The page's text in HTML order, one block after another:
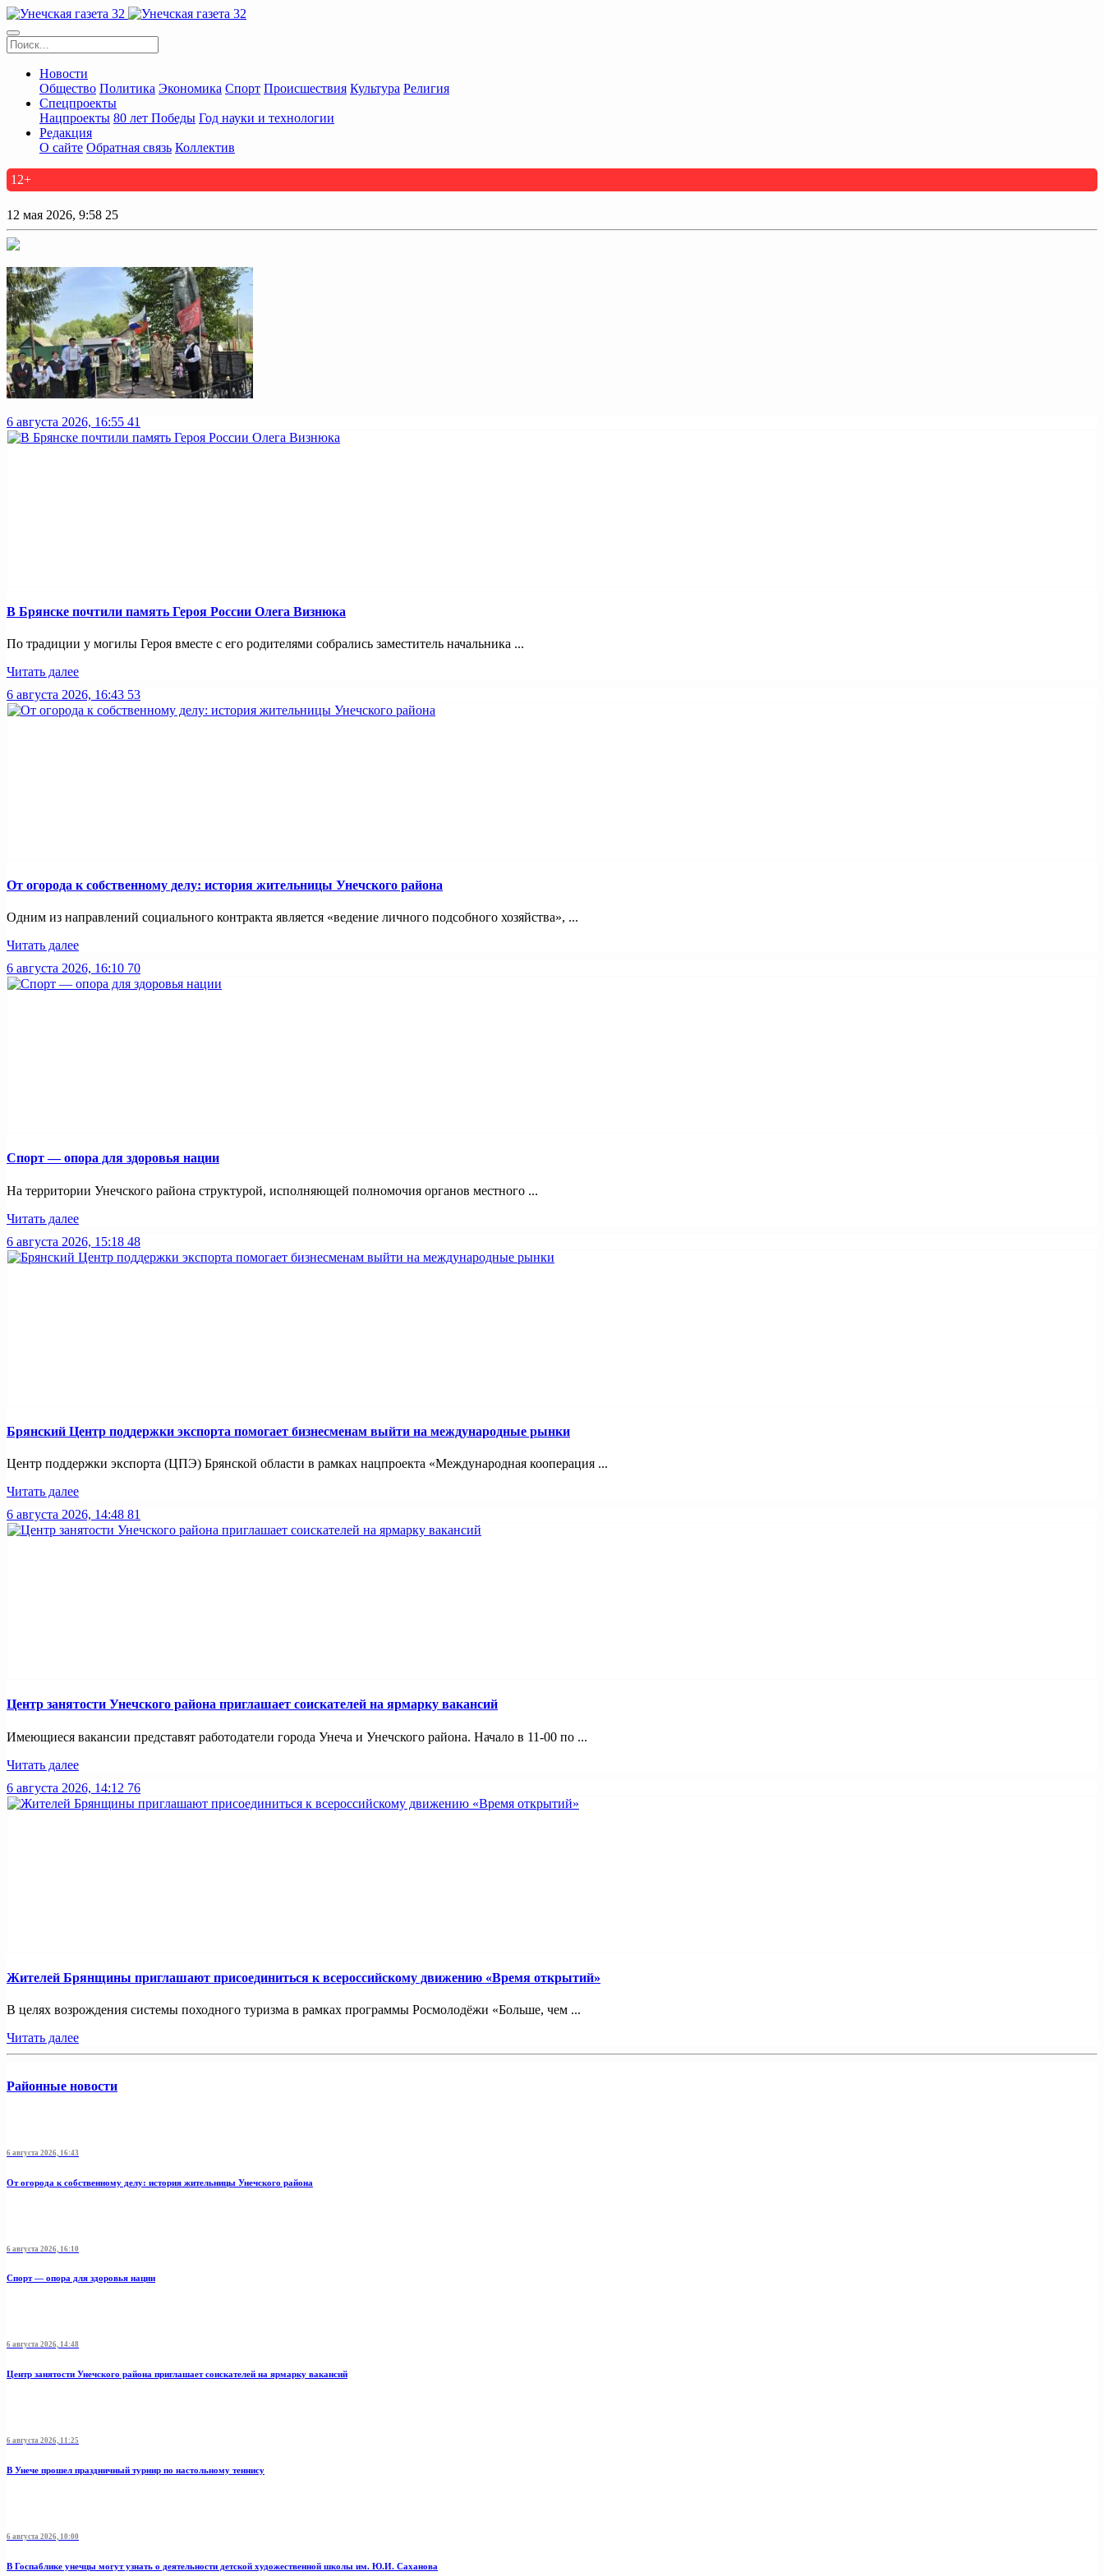
Новости
Общество Политика Экономика Спорт Происшествия Культура Религия
Спецпроекты
Нацпроекты 80 лет Победы Год науки и технологии
Редакция
О сайте Обратная связь Коллектив
12+
12 мая 2026, 9:58 25
6 августа 2026, 16:55 41
В Брянске почтили память Героя России Олега Визнюка
По традиции у могилы Героя вместе с его родителями собрались заместитель начальника ...
Читать далее
6 августа 2026, 16:43 53
От огорода к собственному делу: история жительницы Унечского района
Одним из направлений социального контракта является «ведение личного подсобного хозяйства», ...
Читать далее
6 августа 2026, 16:10 70
Спорт — опора для здоровья нации
На территории Унечского района структурой, исполняющей полномочия органов местного ...
Читать далее
6 августа 2026, 15:18 48
Брянский Центр поддержки экспорта помогает бизнесменам выйти на международные рынки
Центр поддержки экспорта (ЦПЭ) Брянской области в рамках нацпроекта «Международная кооперация ...
Читать далее
6 августа 2026, 14:48 81
Центр занятости Унечского района приглашает соискателей на ярмарку вакансий
Имеющиеся вакансии представят работодатели города Унеча и Унечского района. Начало в 11-00 по ...
Читать далее
6 августа 2026, 14:12 76
Жителей Брянщины приглашают присоединиться к всероссийскому движению «Время открытий»
В целях возрождения системы походного туризма в рамках программы Росмолодёжи «Больше, чем ...
Читать далее
Районные новости
6 августа 2026, 16:43
От огорода к собственному делу: история жительницы Унечского района
6 августа 2026, 16:10
Спорт — опора для здоровья нации
6 августа 2026, 14:48
Центр занятости Унечского района приглашает соискателей на ярмарку вакансий
6 августа 2026, 11:25
В Унече прошел праздничный турнир по настольному теннису
6 августа 2026, 10:00
В Госпаблике унечцы могут узнать о деятельности детской художественной школы им. Ю.И. Саханова